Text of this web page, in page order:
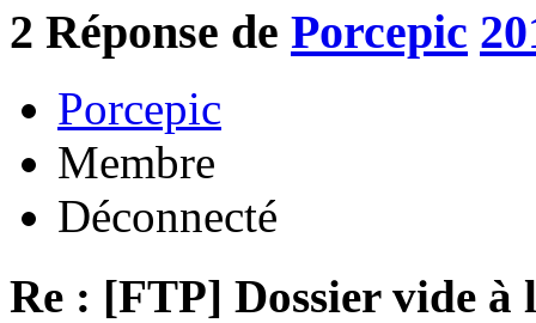
2 Réponse de Porcepic
Porcepic
Membre
Déconnecté
Re : [FTP] Dossier vide à